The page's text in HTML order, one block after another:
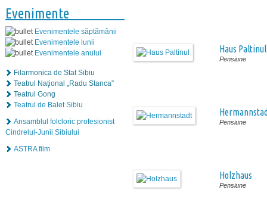
Evenimente
Evenimentele săptămânii
Evenimentele lunii
Evenimentele anului
Filarmonica de Stat Sibiu
Teatrul Naţional „Radu Stanca”
Teatrul Gong
Teatrul de Balet Sibiu
Ansamblul folcloric profesionist
Cindrelul-Junii Sibiului
ASTRA film
Haus Paltinul
Pensiune
Pensiune
Holzhaus
Pensiune